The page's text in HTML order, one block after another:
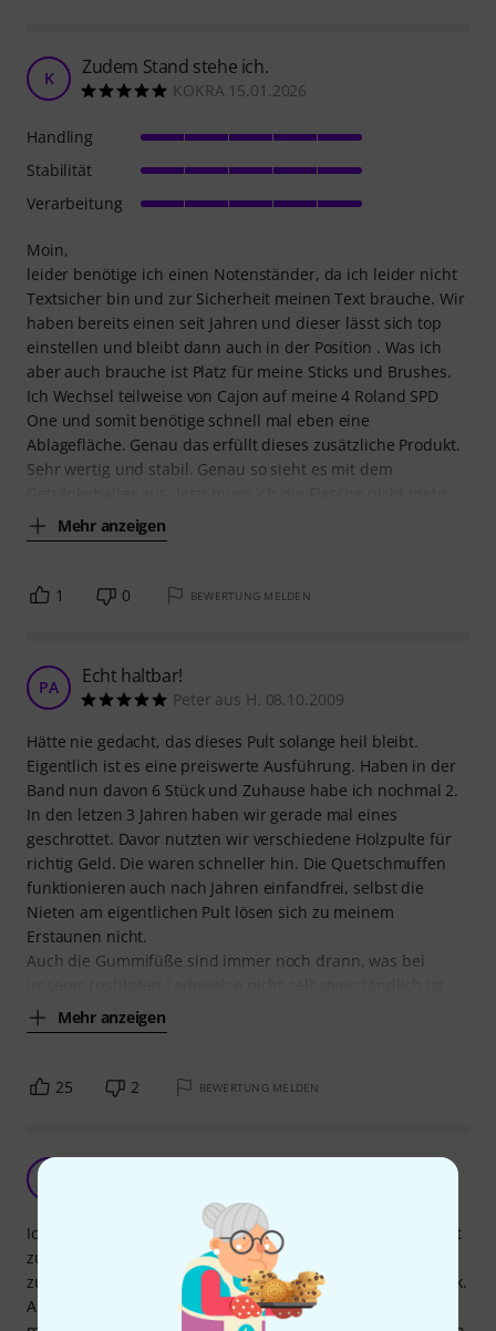
K Zudem Stand stehe ich.
KOKRA 15.01.2026
Moin,
leider benötige ich einen Notenständer, da ich leider nicht
Textsicher bin und zur Sicherheit meinen Text brauche. Wir
haben bereits einen seit Jahren und dieser lässt sich top
einstellen und bleibt dann auch in der Position . Was ich
aber auch brauche ist Platz für meine Sticks und Brushes.
Ich Wechsel teilweise von Cajon auf meine 4 Roland SPD
One und somit benötige schnell mal eben eine
Ablagefläche. Genau das erfüllt dieses zusätzliche Produkt.
Sehr wertig und stabil. Genau so sieht es mit dem
Mehr anzeigen
Handling
Stabilität
Verarbeitung
1 0 BEWERTUNG MELDEN
PA Echt haltbar!
Peter aus H. 08.10.2009
Hätte nie gedacht, das dieses Pult solange heil bleibt.
Eigentlich ist es eine preiswerte Ausführung. Haben in der
Band nun davon 6 Stück und Zuhause habe ich nochmal 2.
In den letzen 3 Jahren haben wir gerade mal eines
geschrottet. Davor nutzten wir verschiedene Holzpulte für
richtig Geld. Die waren schneller hin. Die Quetschmuffen
funktionieren auch nach Jahren einfandfrei, selbst die
Nieten am eigentlichen Pult lösen sich zu meinem
Erstaunen nicht.
Auch die Gummifüße sind immer noch drann, was bei
Mehr anzeigen
25 2 BEWERTUNG MELDEN
Ich bin mit dem Orchestra Music Stand von Thomann recht
zufrieden. Nach dem Auspacken läßt er sich leicht
zusammen bauen und macht einen recht stabilen Eindruck.
Also eigentlich ein perfekter Kauf, v.a. für den Preis! Was